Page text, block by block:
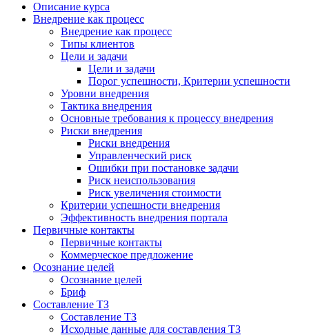
Описание курса
Внедрение как процесс
Внедрение как процесс
Типы клиентов
Цели и задачи
Цели и задачи
Порог успешности, Критерии успешности
Уровни внедрения
Тактика внедрения
Основные требования к процессу внедрения
Риски внедрения
Риски внедрения
Управленческий риск
Ошибки при постановке задачи
Риск неиспользования
Риск увеличения стоимости
Критерии успешности внедрения
Эффективность внедрения портала
Первичные контакты
Первичные контакты
Коммерческое предложение
Осознание целей
Осознание целей
Бриф
Составление ТЗ
Составление ТЗ
Исходные данные для составления ТЗ